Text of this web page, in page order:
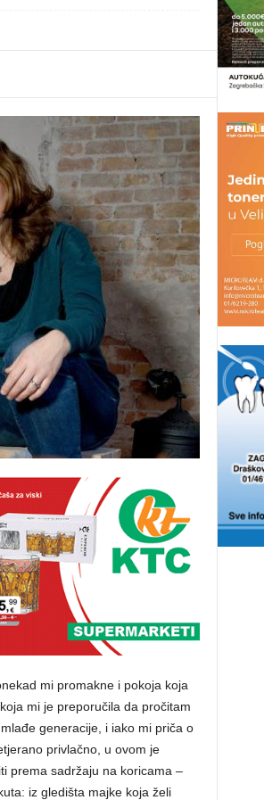
mi promakne i pokoja koja
mi je preporučila da pročitam
generacije, i iako mi priča o
privlačno, u ovom je
prema sadržaju na koricama –
iz gledišta majke koja želi